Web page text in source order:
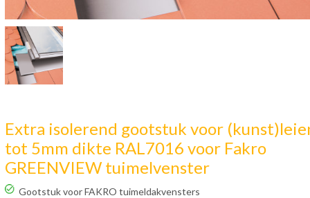
Extra isolerend gootstuk voor
tot 5mm dikte RAL7016 voor Fakro
GREENVIEW tuimelvenster
Gootstuk voor FAKRO tuimeldakvensters